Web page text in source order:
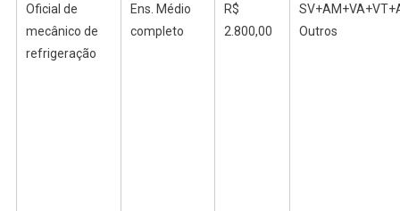
Oficial de
mecânico de
refrigeração
Ens. Médio
completo
R$
2.800,00
Outros